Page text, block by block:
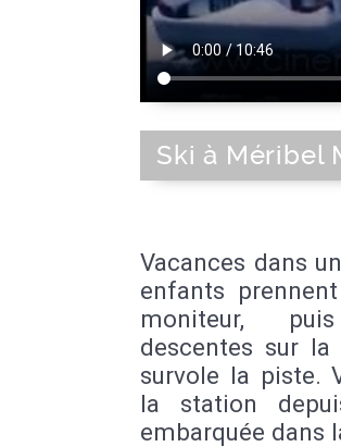
Ski à Méribel
Vacances dans
enfants
moniteur,
descentes sur
survole la piste.
la station
embarquée dans